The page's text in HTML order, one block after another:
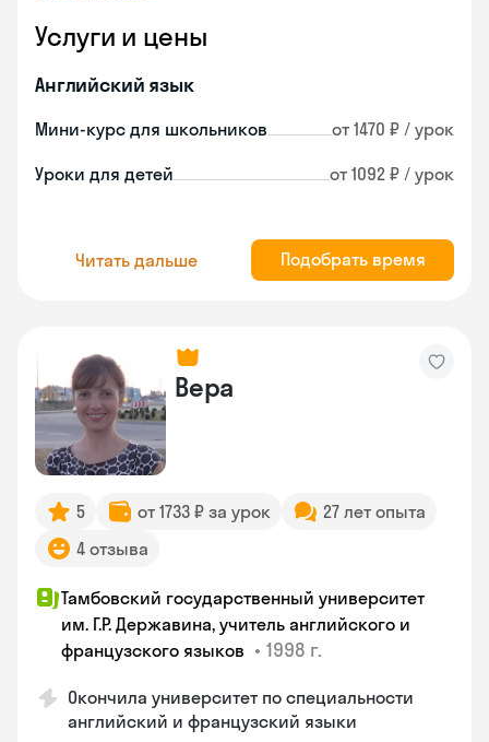
Услуги и цены
Английский язык
Мини-курс для школьников от 1470 ₽ / урок
Уроки для детей от 1092 ₽ / урок
Читать дальше Подобрать время
Вера
5 от 1733 ₽ за урок
27 лет опыта
4 отзыва
Тамбовский государственный университет
им. Г.Р. Державина, учитель английского и
французского языков • 1998 г.
Окончила университет по специальности
английский и французский языки